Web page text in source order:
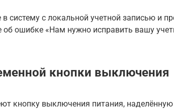
систему с локальной учетной записью и
об ошибке «Нам нужно исправить вашу
кнопки выключения
кнопку выключения питания, наделённую